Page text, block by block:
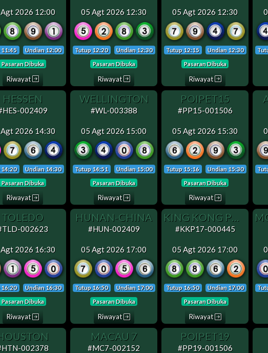
2026 12:00
11:45 Undian 12:00
Pasaran Dibuka
Riwayat
05 Agt 2026 12:30
Tutup 12:20 Undian 12:30
Pasaran Dibuka
Riwayat
05 Agt 2026 12:30
Tutup 12:15 Undian 12:30
Pasaran Dibuka
Riwayat
HESSEN
002409
2026 14:30
14:20 Undian 14:30
Pasaran Dibuka
Riwayat
WELLINGTON
#WL-003388
05 Agt 2026 15:00
Tutup 14:51 Undian 15:00
Pasaran Dibuka
Riwayat
POIPET15
#PP15-001506
05 Agt 2026 15:30
Tutup 15:16 Undian 15:30
Pasaran Dibuka
Riwayat
TOLEDO
002623
2026 16:30
16:20 Undian 16:30
Pasaran Dibuka
Riwayat
HUNAN-CHINA
#HUN-002409
05 Agt 2026 17:00
Tutup 16:50 Undian 17:00
Pasaran Dibuka
Riwayat
KING KONG POOLS 17
#KKP17-000445
05 Agt 2026 17:00
Tutup 16:50 Undian 17:00
Pasaran Dibuka
Riwayat
002378
MACAU 7
#MC7-002152
POIPET19
#PP19-001506